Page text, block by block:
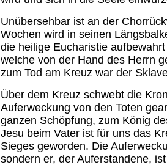
Unübersehbar ist an der
Wochen wird in seinen
die heilige Eucharistie
welche von der Hand des Herrn
zum Tod am Kreuz war der
Über dem Kreuz schwebt die
Auferweckung von den Toten
ganzen Schöpfung, zum König
Jesu beim Vater ist für uns das
Sieges geworden. Die
sondern er, der Auferstandene,